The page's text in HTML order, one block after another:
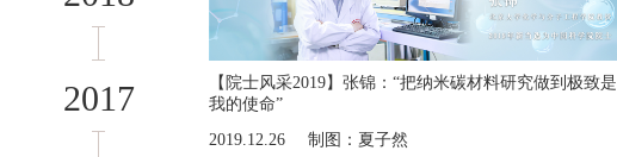
2017
【院士风采2019】张锦：“把纳米碳材料研究做到极致是
我的使命”
2019.12.26
制图：夏子然